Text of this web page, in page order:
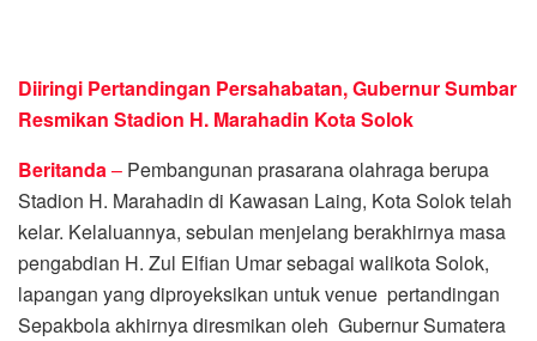
Diiringi Pertandingan Persahabatan, Gubernur Sumbar
Resmikan Stadion H. Marahadin Kota Solok
Beritanda– Pembangunan prasarana olahraga berupa
Stadion H. Marahadin di Kawasan Laing, Kota Solok telah
kelar. Kelaluannya, sebulan menjelang berakhirnya masa
pengabdian H. Zul Elfian Umar sebagai walikota Solok,
lapangan yang diproyeksikan untuk venue pertandingan
Sepakbola akhirnya diresmikan oleh Gubernur Sumatera